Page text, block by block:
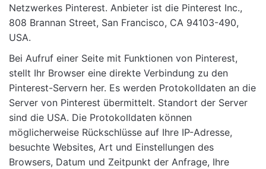
Netzwerkes Pinterest. Anbieter ist die Pinterest Inc.,
808 Brannan Street, San Francisco, CA 94103-490,
USA.
Bei Aufruf einer Seite mit Funktionen von Pinterest,
stellt Ihr Browser eine direkte Verbindung zu den
Pinterest-Servern her. Es werden Protokolldaten an die
Server von Pinterest übermittelt. Standort der Server
sind die USA. Die Protokolldaten können
möglicherweise Rückschlüsse auf Ihre IP-Adresse,
besuchte Websites, Art und Einstellungen des
Browsers, Datum und Zeitpunkt der Anfrage, Ihre